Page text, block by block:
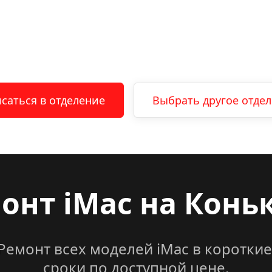
в отделение Выбрать другое
iMac на
всех моделей iMac в короткие
сроки по доступной цене.